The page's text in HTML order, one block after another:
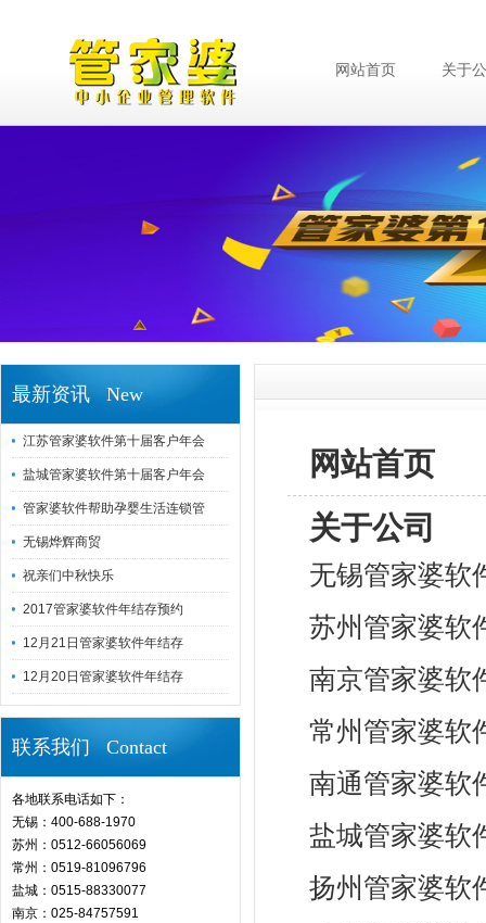
网站首页 关于
最新资讯 New
江苏管家婆软件第十届客户年会
盐城管家婆软件第十届客户年会
管家婆软件帮助孕婴生活连锁管
无锡烨辉商贸
祝亲们中秋快乐
2017管家婆软件年结存预约
12月21日管家婆软件年结存
12月20日管家婆软件年结存
联系我们 Contact
各地联系电话如下：
无锡：400-688-1970
苏州：0512-66056069
常州：0519-81096796
盐城：0515-88330077
南京：025-84757591
网站首页
关于公司
无锡管家婆软
苏州管家婆软
南京管家婆软
常州管家婆软
南通管家婆软
盐城管家婆软
扬州管家婆软